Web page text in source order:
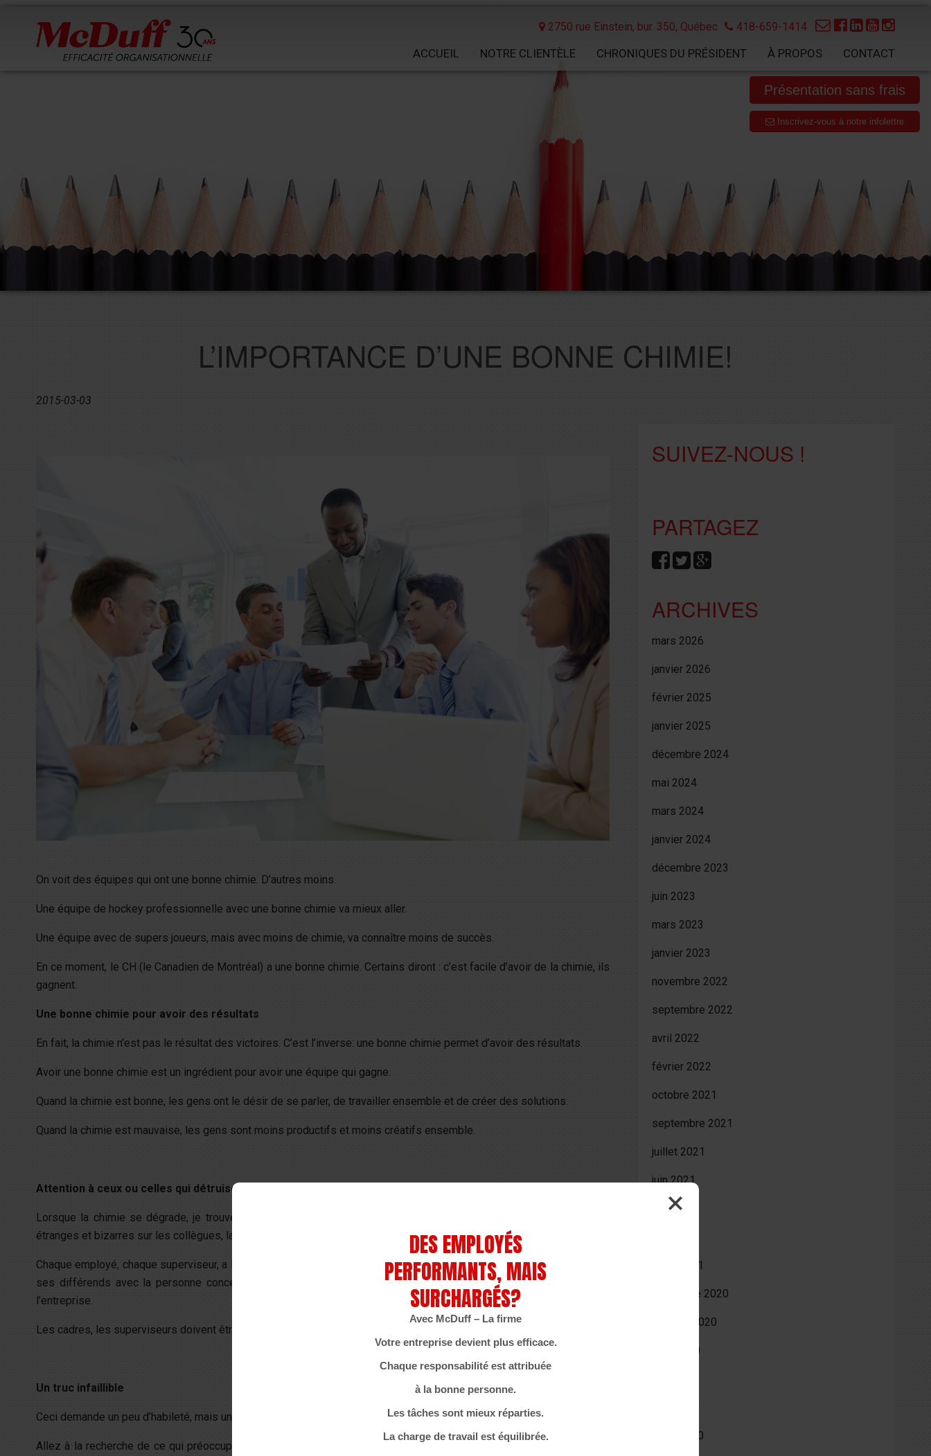
2750 rue Einstein, bur. 350, Québec 418-659-1414
ACCUEIL NOTRE CLIENTÈLE CHRONIQUES DU PRÉSIDENT À PROPOS CONTACT
Présentation sans frais
Inscrivez-vous à notre infolettre
L’IMPORTANCE D’UNE BONNE CHIMIE!
2015-03-03
On voit des équipes qui ont une bonne chimie. D’autres moins.
Une équipe de hockey professionnelle avec une bonne chimie va mieux aller.
Une équipe avec de supers joueurs, mais avec moins de chimie, va connaître moins de succès.
En ce moment, le CH (le Canadien de Montréal) a une bonne chimie. Certains diront : c’est facile d’avoir de la chimie, ils
gagnent.
Une bonne chimie pour avoir des résultats
En fait, la chimie n’est pas le résultat des victoires. C’est l’inverse: une bonne chimie permet d’avoir des résultats.
Avoir une bonne chimie est un ingrédient pour avoir une équipe qui gagne.
Quand la chimie est bonne, les gens ont le désir de se parler, de travailler ensemble et de créer des solutions.
Quand la chimie est mauvaise, les gens sont moins productifs et moins créatifs ensemble.
Attention à ceux ou celles qui détruisent le climat, la chimie, au sein de l’équipe.
Lorsque la chimie se dégrade, je trouve une personne dans l’équipe qui s’amuse à répandre des choses fausses,
étranges et bizarres sur les collègues, la direction ou sur quoi que ce soit.
Chaque employé, chaque superviseur, a la responsabilité d’aviser une personne qui bavarde sur ceci ou cela, de régler
ses différends avec la personne concernée et d’arrêter de faire ce qu’elle fait, pour le bénéfice de chacun et de
l’entreprise.
Les cadres, les superviseurs doivent être vigilants et avoir le courage d’aviser ces gens.
Un truc infaillible
Ceci demande un peu d’habileté, mais une fois qu’on apprend à le faire, c’est très efficace.
Allez à la recherche de ce qui préoccupe le personnel. Faites un sondage par écrit et intéressez-vous à chercher et
SUIVEZ-NOUS !
PARTAGEZ
ARCHIVES
mars 2026
janvier 2026
février 2025
janvier 2025
décembre 2024
mai 2024
mars 2024
janvier 2024
décembre 2023
juin 2023
mars 2023
janvier 2023
novembre 2022
septembre 2022
avril 2022
février 2022
octobre 2021
septembre 2021
juillet 2021
juin 2021
mai 2021
mars 2021
décembre 2020
octobre 2020
août 2020
mars 2020
DES EMPLOYÉS
PERFORMANTS, MAIS
SURCHARGÉS?
Avec McDuff – La firme
Votre entreprise devient plus efficace.
Chaque responsabilité est attribuée
à la bonne personne.
Les tâches sont mieux réparties.
La charge de travail est équilibrée.